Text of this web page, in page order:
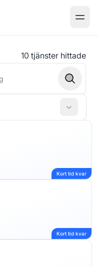
10 tjänster hittade
Kort tid kvar
Kort tid kvar